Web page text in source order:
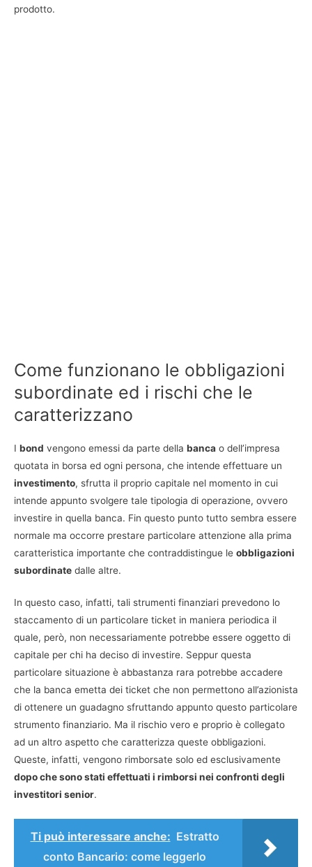
prodotto.
Come funzionano le obbligazioni
subordinate ed i rischi che le
caratterizzano
I bond vengono emessi da parte della banca o dell’impresa
quotata in borsa ed ogni persona, che intende effettuare un
investimento, sfrutta il proprio capitale nel momento in cui
intende appunto svolgere tale tipologia di operazione, ovvero
investire in quella banca. Fin questo punto tutto sembra essere
normale ma occorre prestare particolare attenzione alla prima
caratteristica importante che contraddistingue le obbligazioni
subordinate dalle altre.
In questo caso, infatti, tali strumenti finanziari prevedono lo
staccamento di un particolare ticket in maniera periodica il
quale, però, non necessariamente potrebbe essere oggetto di
capitale per chi ha deciso di investire. Seppur questa
particolare situazione è abbastanza rara potrebbe accadere
che la banca emetta dei ticket che non permettono all’azionista
di ottenere un guadagno sfruttando appunto questo particolare
strumento finanziario. Ma il rischio vero e proprio è collegato
ad un altro aspetto che caratterizza queste obbligazioni.
Queste, infatti, vengono rimborsate solo ed esclusivamente
dopo che sono stati effettuati i rimborsi nei confronti degli
investitori senior.
Ti può interessare anche: Estratto
conto Bancario: come leggerlo